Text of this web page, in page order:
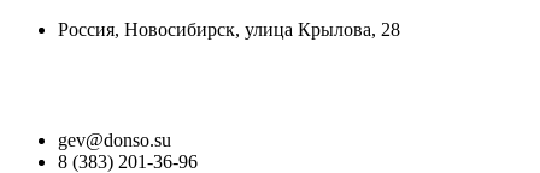
ПерейтиРоссия, Новосибирск, улица Крылова, 28
gev@donso.su
8 (383) 201-36-96